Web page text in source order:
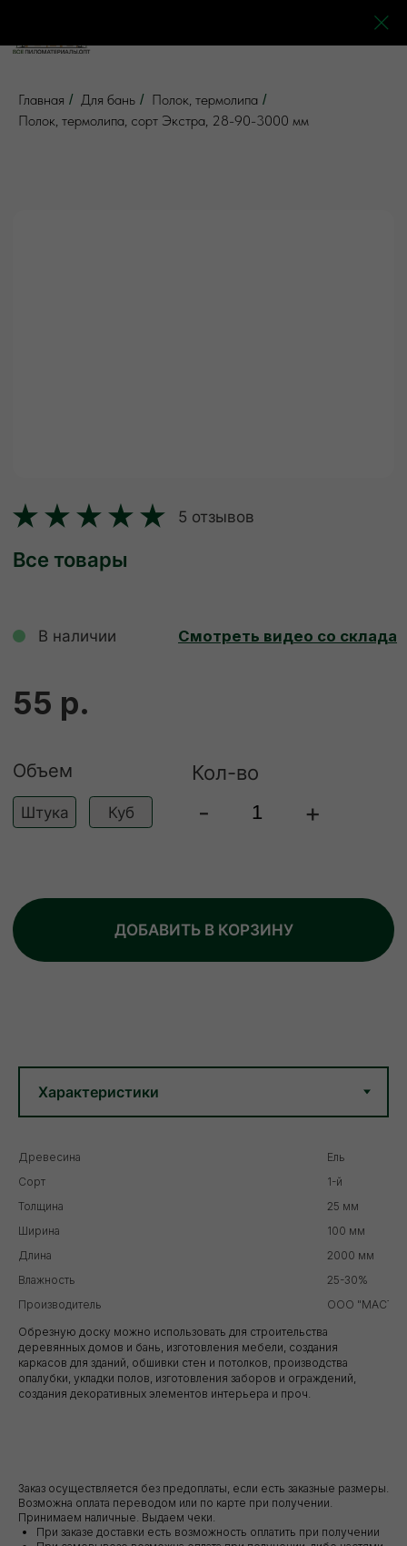
Главная / Для бань / Полок, термолипа /
Полок, термолипа, сорт Экстра, 28-90-3000 мм
Объем
55 р.
Древесина
Ель
Сорт
1-й
Толщина
25 мм
Ширина
100 мм
Длина
2000 мм
Влажность
25-30%
Производитель
ООО
Обрезную доску можно использовать для строительства
деревянных домов и бань, изготовления мебели, создания
каркасов для зданий, обшивки стен и потолков, производства
опалубки, укладки полов, изготовления заборов и ограждений,
создания декоративных элементов интерьера и проч.
Заказ осуществляется без предоплаты, если есть заказные размеры.
Возможна оплата переводом или по карте при получении.
Принимаем наличные. Выдаем чеки.
При заказе доставки есть возможность оплатить при получении